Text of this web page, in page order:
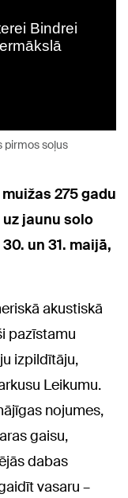
pirmos soļus
275 gadu
jaunu solo
un 31. maijā,
akustiskā
pazīstamu
izpildītāju,
Leikumu.
nojumes,
gaisu,
dabas
vasaru –